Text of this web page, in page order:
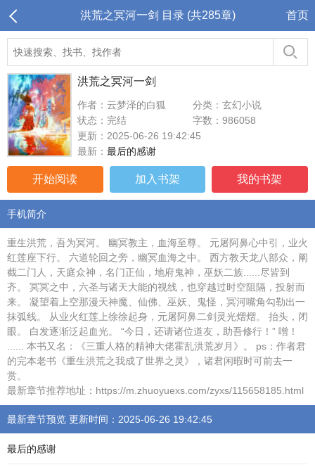
洪荒之冥河一剑 目录 (共285章) 首页
洪荒之冥河一剑
作者：云梦泽的白狐
分类：玄幻小说
状态：完结
字数：986058
更新：2025-06-26 19:42:45
最新： 最后的感谢
开始阅读 加入书架 我的书架
手机简介
重生洪荒，吾为冥河。 幽冥教主，血海至尊。 元屠阿鼻心中引，业火
红莲座下行。 六道轮回之旁，幽冥血海之中。 西方教天龙八部众，阐
截二门人，天庭众神，名门正仙，地府鬼神，巫妖二族......尽皆到
齐。 冥冥之中，六圣与诸天大能的视线，也穿越过时空阻隔，投射而
来。 凝望着上空那漫天神魔、仙佛、巫妖、鬼怪，冥河嘴角勾勒出一
抹弧线。 从业火红莲上徐徐起身，元屠阿鼻二剑灵光熠熠。 抬头，闭
眼。 白发逐渐泛起血光。 “今日，还请诸位道友，助吾修行！” 噌！
...... 本书又名：《三重人格的精神大佬霍乱洪荒岁月》。 ps：作者君
的完本老书《重生洪荒之我成了世界之灵》，诸君闲暇时可前去一
赏。
最新章节推荐地址：https://m.zhuoyuexs.com/zyxs/115658185.html
最新章节预览 更新时间：2025-06-26 19:42:45
最后的感谢